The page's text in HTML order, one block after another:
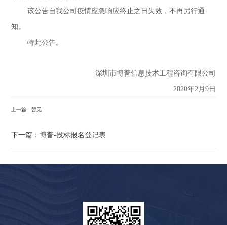
该公告自我公司疫情应急响应终止之日失效，不再另行通
知。
特此公告。
深圳市博普信息技术工程咨询有限公司
2020年2月 9日
上一篇：暂无
下一篇：博普-投标报名登记表